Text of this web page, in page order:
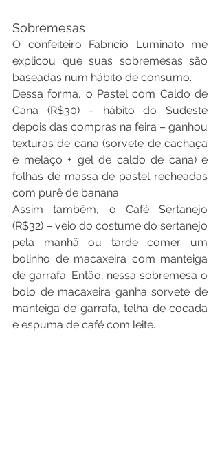
Sobremesas
O confeiteiro Fabrício Luminato me
explicou que suas sobremesas são
baseadas num hábito de consumo.
Dessa forma, o Pastel com Caldo de
Cana (R$30) – hábito do Sudeste
depois das compras na feira – ganhou
texturas de cana (sorvete de cachaça
e melaço + gel de caldo de cana) e
folhas de massa de pastel recheadas
com purê de banana.
Assim também, o Café Sertanejo
(R$32) – veio do costume do sertanejo
pela manhã ou tarde comer um
bolinho de macaxeira com manteiga
de garrafa. Então, nessa sobremesa o
bolo de macaxeira ganha sorvete de
manteiga de garrafa, telha de cocada
e espuma de café com leite.